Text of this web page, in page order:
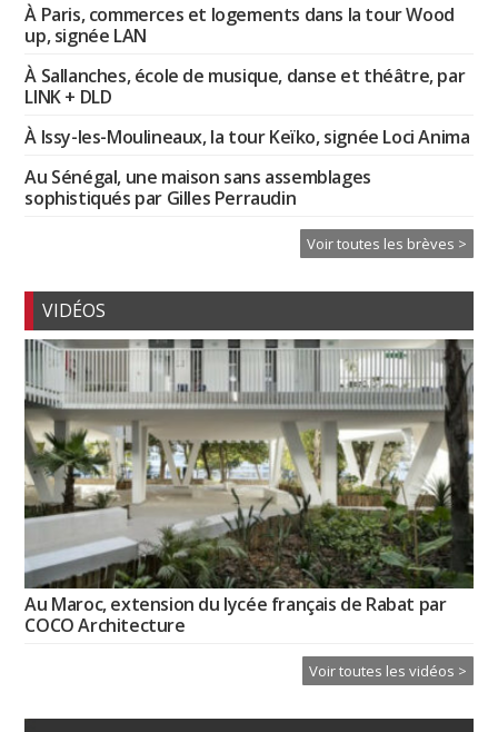
À Paris, commerces et logements dans la tour Wood
up, signée LAN
À Sallanches, école de musique, danse et théâtre, par
LINK + DLD
À Issy-les-Moulineaux, la tour Keïko, signée Loci Anima
Au Sénégal, une maison sans assemblages
sophistiqués par Gilles Perraudin
Voir toutes les brèves >
VIDÉOS
Au Maroc, extension du lycée français de Rabat par
COCO Architecture
Voir toutes les vidéos >